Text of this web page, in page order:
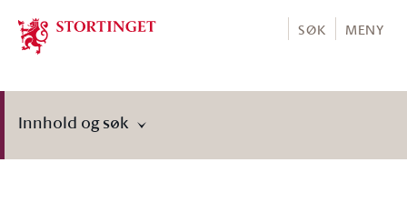
Stortinget.no
SØK MENY
Innhold og søk